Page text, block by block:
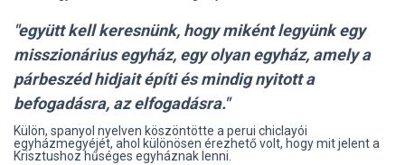
"együtt kell keresnünk, hogy miként legyünk egy
misszionárius egyház, egy olyan egyház, amely a
párbeszéd hidjait építi és mindig nyitott a
befogadásra, az elfogadásra."
Külön, spanyol nyelven köszöntötte a perui chiclayói
egyházmegyéjét, ahol különösen érezhető volt, hogy mit jelent a
Krisztushoz hűséges egyháznak lenni.